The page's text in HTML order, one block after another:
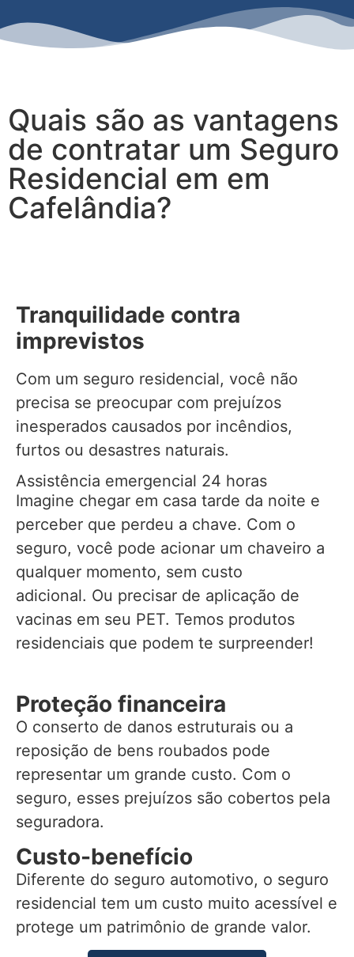
Quais são as vantagens
de contratar um Seguro
Residencial em em
Cafelândia?
Tranquilidade contra
imprevistos
Com um seguro residencial, você não
precisa se preocupar com prejuízos
inesperados causados por incêndios,
furtos ou desastres naturais.
Assistência emergencial 24 horas
Imagine chegar em casa tarde da noite e
perceber que perdeu a chave. Com o
seguro, você pode acionar um chaveiro a
qualquer momento, sem custo
adicional. Ou precisar de aplicação de
vacinas em seu PET. Temos produtos
residenciais que podem te surpreender!
Proteção financeira
O conserto de danos estruturais ou a
reposição de bens roubados pode
representar um grande custo. Com o
seguro, esses prejuízos são cobertos pela
seguradora.
Custo-benefício
Diferente do seguro automotivo, o seguro
residencial tem um custo muito acessível e
protege um patrimônio de grande valor.